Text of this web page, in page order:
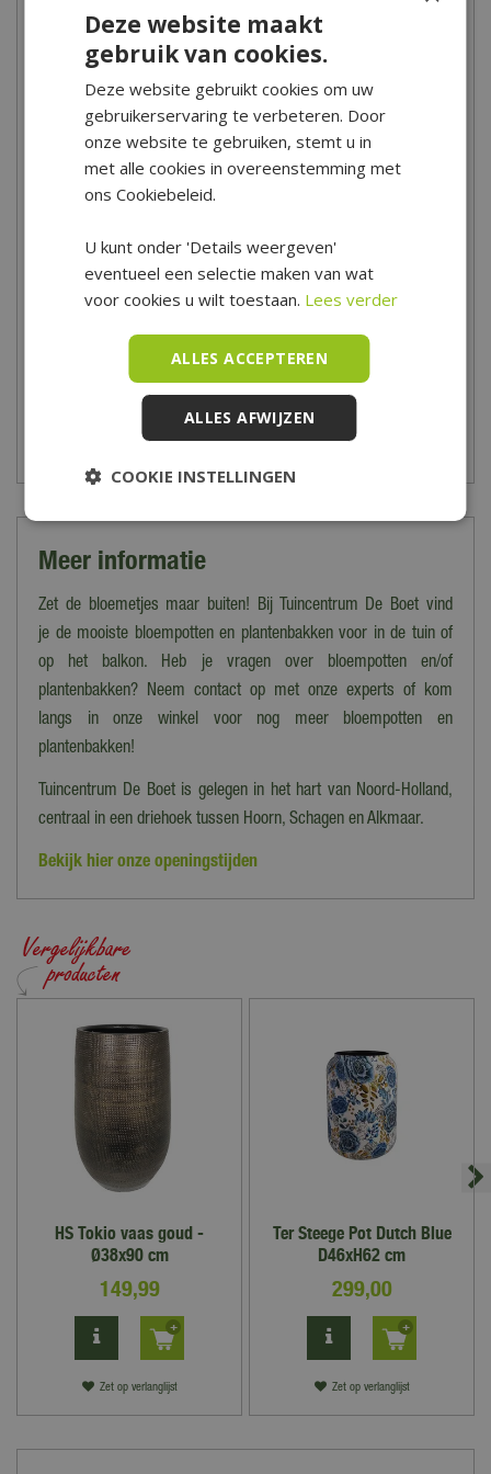
Alleen afhalen
afgehaald en worden dus niet bezorgd. Denk hierbij aan
breekbare, kwetsbare, zware of moeilijk te vervoeren producten.
In dit geval zie je de tekst 'dit product kan alleen worden
opgehaald, niet verzonden' staan bij het product en in het
Heb je meer vragen over het bestellen, bezorgen en/of afhalen
de veelgestelde vragen bekijken. Kom je er toch niet
contactformulier
*Is alleen geldig op tuinsets, loungesets, tuinstoelen, tuintafels,
tuinbanken, ligbanken, parasols, parasolvoeten, tuinmeubel
Meer informatie
Zet de bloemetjes maar buiten! Bij Tuincentrum De Boet vind
je de mooiste bloempotten en plantenbakken voor in de tuin of
op het balkon. Heb je vragen over bloempotten en/of
plantenbakken? Neem contact op met onze experts of kom
langs in onze winkel voor nog meer bloempotten en
plantenbakken!
Tuincentrum De Boet is gelegen in het hart van Noord-Holland,
centraal in een driehoek tussen Hoorn, Schagen en Alkmaar.
Bekijk hier onze openingstijden
HS Tokio vaas goud -
Ø38x90 cm
149,99
Zet op verlanglijst
Ter Steege Pot Dutch Blue
D46xH62 cm
299,00
Zet op verlanglijst
Deze website maakt
gebruik van cookies.
Deze website gebruikt cookies om uw
gebruikerservaring te verbeteren. Door
onze website te gebruiken, stemt u in
met alle cookies in overeenstemming met
ons Cookiebeleid.
U kunt onder 'Details weergeven'
eventueel een selectie maken van wat
voor cookies u wilt toestaan. Lees verder
ALLES ACCEPTEREN
ALLES AFWIJZEN
COOKIE INSTELLINGEN